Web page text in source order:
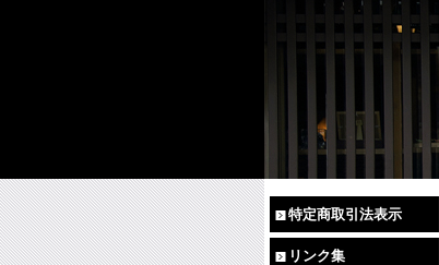
特定商取引法表示
リンク集